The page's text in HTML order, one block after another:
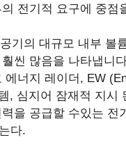
전기적 요구에 중점
기의 대규모 내부 볼
씬 많음을 나타냅니
에너지 레이더, EW
, 심지어 잠재적 지시
을 공급할 수있는 전
다.